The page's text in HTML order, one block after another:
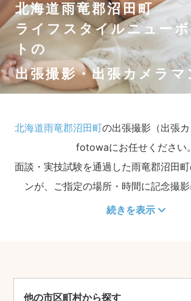
北海道雨竜郡沼田町
ライフスタイルニュー
トの
出張撮影・出張カメラマ
北海道雨竜郡沼田町の出張撮影（出張
fotowaにお任せください。
面談・実技試験を通過した雨竜郡沼田
ンが、ご指定の場所・時間に記念撮影
続きを表示
他の市区町村から探す